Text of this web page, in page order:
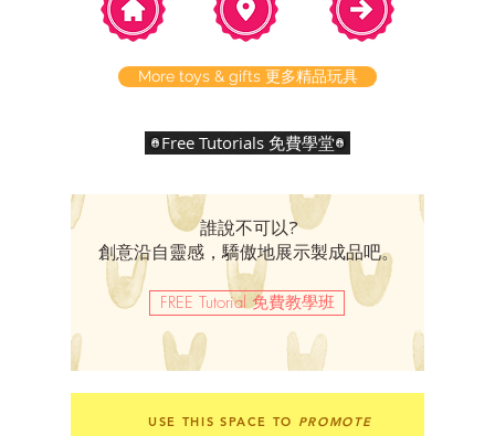
More toys & gifts 更多精品玩具
Free Tutorials 免費學堂
誰說不可以?
創意沿自靈感，驕傲地展示製成品吧。
FREE Tutorial 免費教學班
USE THIS SPACE TO PROMOTE